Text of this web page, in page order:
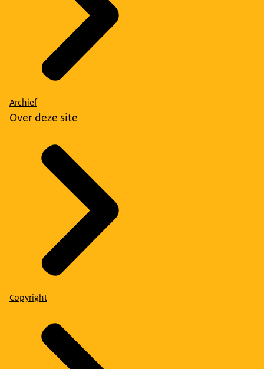
Archief
Over deze site
Copyright